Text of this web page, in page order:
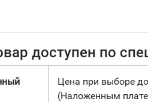
доступен по
Цена при выборе
(Наложенным